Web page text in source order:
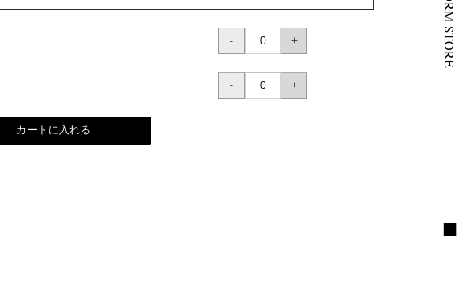
カートに入れる